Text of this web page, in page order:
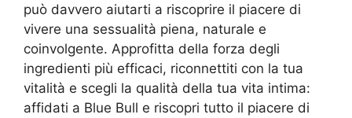
può davvero aiutarti a riscoprire il piacere di
vivere una sessualità piena, naturale e
coinvolgente. Approfitta della forza degli
ingredienti più efficaci, riconnettiti con la tua
vitalità e scegli la qualità della tua vita intima:
affidati a Blue Bull e riscopri tutto il piacere di